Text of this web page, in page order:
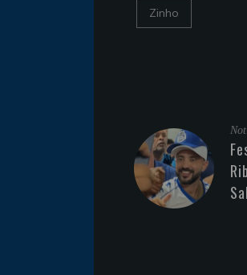
Zinho